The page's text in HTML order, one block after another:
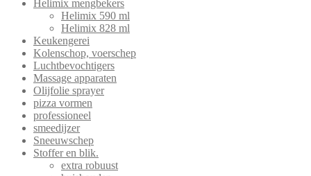
Helimix mengbekers
Helimix 590 ml
Helimix 828 ml
Keukengerei
Kolenschop, voerschep
Luchtbevochtigers
Massage apparaten
Olijfolie sprayer
pizza vormen
professioneel
smeedijzer
Sneeuwschep
Stoffer en blik.
extra robuust